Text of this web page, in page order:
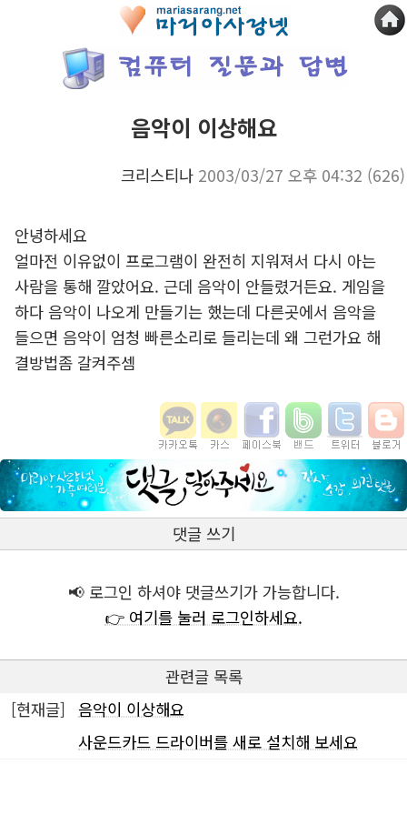
음악이 이상해요
크리스티나 2003/03/27 오후 04:32 (626)
안녕하세요
얼마전 이유없이 프로그램이 완전히 지워져서 다시 아는
사람을 통해 깔았어요. 근데 음악이 안들렸거든요. 게임을
하다 음악이 나오게 만들기는 했는데 다른곳에서 음악을
들으면 음악이 엄청 빠른소리로 들리는데 왜 그런가요 해
결방법좀 갈켜주셈
댓글 쓰기
📢 로그인 하셔야 댓글쓰기가 가능합니다.
👉 여기를 눌러 로그인하세요.
관련글 목록
[현재글]
음악이 이상해요
사운드카드 드라이버를 새로 설치해 보세요